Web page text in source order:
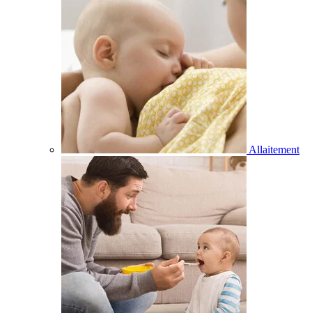
Allaitement